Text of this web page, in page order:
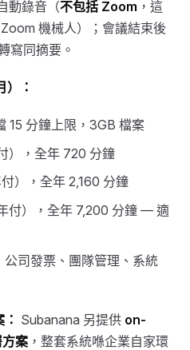
動錄音（不包括 Zoom ，這
機械人）；會議結束後
寫同摘要。
：
分鐘上限，3GB 檔案
，全年 720 分鐘
），全年 2,160 分鐘
），全年 7,200 分鐘 — 適
司發票、團隊管理、系統
Subanana 另提供 on-
案 ，整套系統喺企業自家環